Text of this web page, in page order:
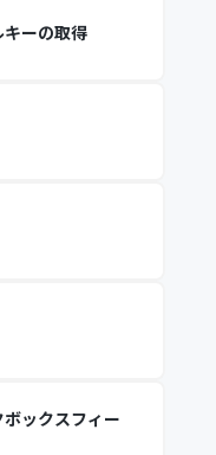
ーの取得
ックスフィー